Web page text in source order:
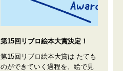
第15回リブロ絵本大賞決定！
第15回リブロ絵本大賞は たても
のができていく過程を、絵で見